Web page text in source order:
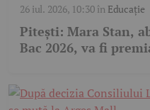
26 iul. 2026, 10:30în Educație
Pitești: Mara Stan,
Bac 2026, va fi